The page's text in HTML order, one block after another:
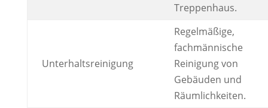
Treppenhaus.
Unterhaltsreinigung
Regelmäßige,
fachmännische
Reinigung von
Gebäuden und
Räumlichkeiten.